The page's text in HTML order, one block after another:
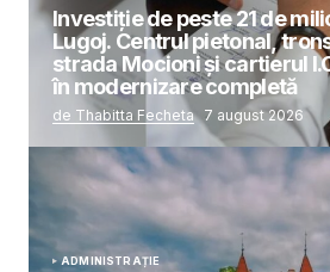
Investiție de peste 21 de
Lugoj. Centrul pietonal,
strada Mocioni și cartierul
în modernizare completă
de Thabitta Fecheta 7 august 2026
ADMINISTRAȚIE